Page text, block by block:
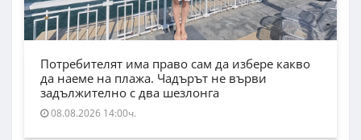
Потребителят има право сам да избере какво
да наеме на плажа. Чадърът не върви
задължително с два шезлонга
08.08.2026 14:00ч.